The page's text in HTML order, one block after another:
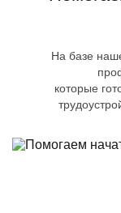
На базе
которые